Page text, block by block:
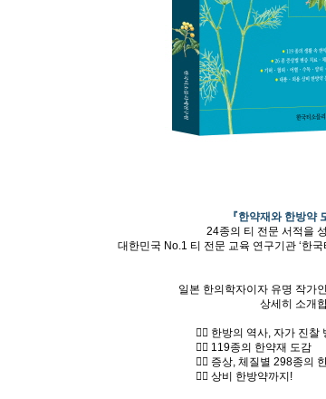
『한약재와 한방약
24종의 티 전문 서적을
대한민국 No.1 티 전문 교육 연구기관 ‘한
일본 한의학자이자 유명 작가인
상세히 소개
👉🏻 한방의 역사, 자가 진찰 방
👉🏻 119종의 한약재 도감
👉🏻 증상, 체질별 298종의
👉🏻 상비 한방약까지!